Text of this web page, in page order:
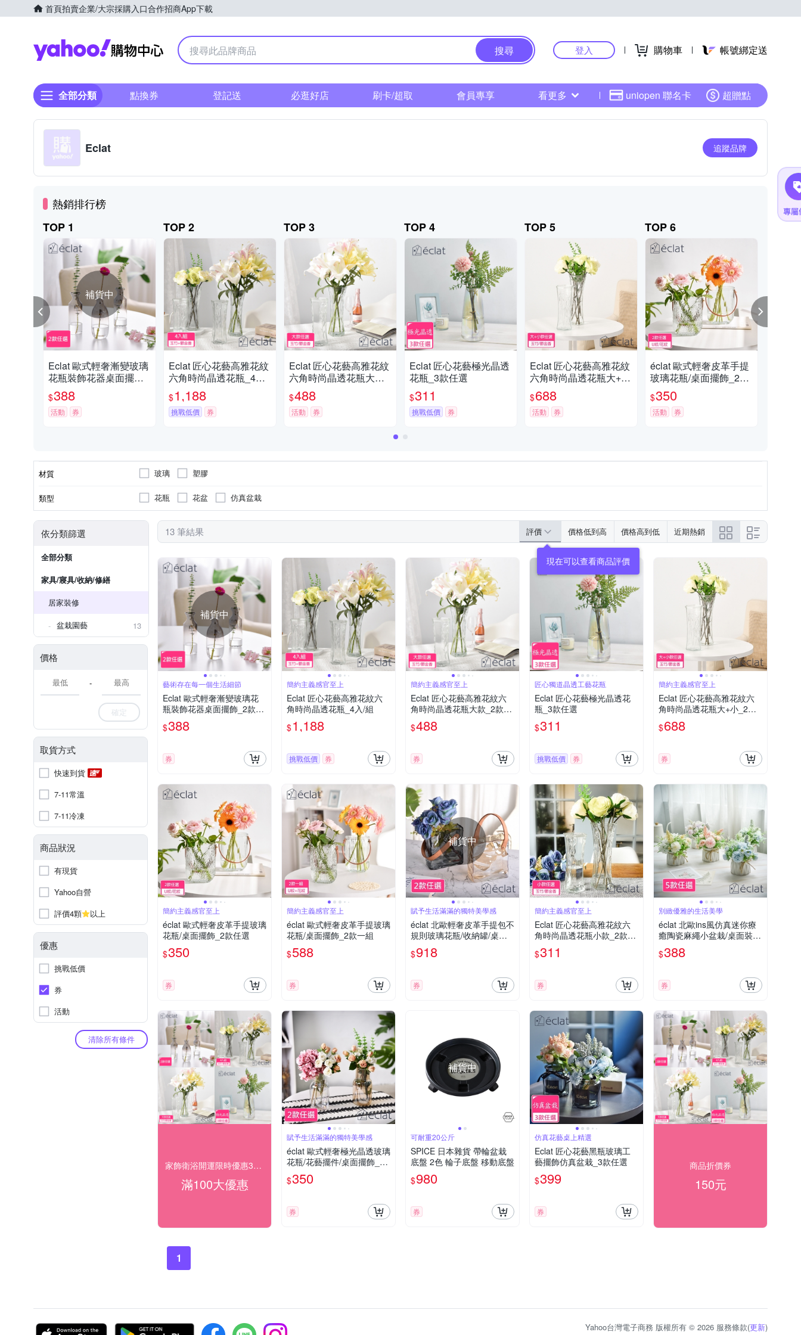
首頁拍賣企業/大宗採購入口合作招商App下載
Yahoo購物中心
搜尋 登入 購物車 帳號綁定送
全部分類 點換券 登記送 必逛好店 刷卡/超取 會員專享 看更多 uniopen 聯名卡 超贈點
Eclat 追蹤品牌
熱銷排行榜
TOP 1
補貨中
Eclat 歐式輕奢漸變玻璃
花瓶裝飾花器桌面擺飾_
2款任選
$388
活動 券
TOP 2
Eclat 匠心花藝高雅花紋
六角時尚晶透花瓶_4入/
組
$1,188
挑戰低價 券
TOP 3
Eclat 匠心花藝高雅花紋
六角時尚晶透花瓶大款_
2款任選
$488
活動 券
TOP 4
Eclat 匠心花藝極光晶透
花瓶_3款任選
$311
挑戰低價 券
TOP 5
Eclat 匠心花藝高雅花紋
六角時尚晶透花瓶大+小
_2款任選
$688
活動 券
TOP 6
éclat 歐式輕奢皮革手提
玻璃花瓶/桌面擺飾_2款
任選
$350
活動 券
材質 玻璃 塑膠
類型 花瓶 花盆 仿真盆栽
依分類篩選
全部分類
家具/寢具/收納/修繕
居家裝修
盆栽園藝
13
價格
-
確定
取貨方式
快速到貨
7-11常溫
7-11冷凍
商品狀況
有現貨
Yahoo自營
評價4顆
以上
優惠
挑戰低價
券
活動
清除所有條件
13 筆結果 評價 價格低到高 價格高到低 近期熱銷
補貨中
藝術存在每一個生活細節
Eclat 歐式輕奢漸變玻璃花
瓶裝飾花器桌面擺飾_2款任
選
$388
券
簡約主義感官至上
Eclat 匠心花藝高雅花紋六
角時尚晶透花瓶_4入/組
$1,188
挑戰低價 券
簡約主義感官至上
Eclat 匠心花藝高雅花紋六
角時尚晶透花瓶大款_2款任
$488
券
匠心獨道晶透工藝花瓶
Eclat 匠心花藝極光晶透花
瓶_3款任選
$311
挑戰低價 券
簡約主義感官至上
Eclat 匠心花藝高雅花紋六
角時尚晶透花瓶大+小_2款
任選
$688
券
簡約主義感官至上
éclat 歐式輕奢皮革手提玻璃
花瓶/桌面擺飾_2款任選
$350
券
簡約主義感官至上
éclat 歐式輕奢皮革手提玻璃
花瓶/桌面擺飾_2款一組
$588
券
補貨中
賦予生活滿滿的獨特美學感
éclat 北歐輕奢皮革手提包不
規則玻璃花瓶/收納罐/桌面
擺飾_2款任選
$918
券
簡約主義感官至上
Eclat 匠心花藝高雅花紋六
角時尚晶透花瓶小款_2款任
選
$311
券
別緻優雅的生活美學
éclat 北歐ins風仿真迷你療
癒陶瓷麻繩小盆栽/桌面裝飾
擺設/花藝擺件_5款任選
$388
券
家飾衛浴開運限時優惠3折起
滿100大優惠
賦予生活滿滿的獨特美學感
éclat 歐式輕奢極光晶透玻璃
花瓶/花藝擺件/桌面擺飾_2
款任選
$350
券
補貨中
可耐重20公斤
SPICE 日本雜貨 帶輪盆栽
底盤 2色 輪子底盤 移動底盤
$980
券
仿真花藝桌上精選
Eclat 匠心花藝黑瓶玻璃工
藝擺飾仿真盆栽_3款任選
$399
券
商品折價券
150元
1
Yahoo台灣電子商務 版權所有 © 2026 服務條款(更新)